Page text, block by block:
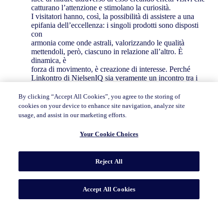
catturano l’attenzione e stimolano la curiosità.
I visitatori hanno, così, la possibilità di assistere a una
epifania dell’eccellenza: i singoli prodotti sono disposti
con
armonia come onde astrali, valorizzando le qualità
mettendoli, però, ciascuno in relazione all’altro. È
dinamica, è
forza di movimento, è creazione di interesse. Perché
Linkontro di NielsenIQ sia veramente un incontro tra i
più innovativi, prestigiosi, moderni del panorama
italiano.
Edizioni precedenti
Dai un’occhiata ai progetti delle edizioni precedenti de
By clicking “Accept All Cookies”, you agree to the storing of
cookies on your device to enhance site navigation, analyze site
usage, and assist in our marketing efforts.
Your Cookie Choices
Reject All
Accept All Cookies